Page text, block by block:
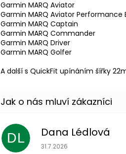
Garmin MARQ Aviator
Garmin MARQ Aviator Performance
Garmin MARQ Captain
Garmin MARQ Commander
Garmin MARQ Driver
Garmin MARQ Golfer
A další s QuickFit upínáním šířky
DL Dana Lédlová
Hodnocení obchodu je 5
31.7.2026